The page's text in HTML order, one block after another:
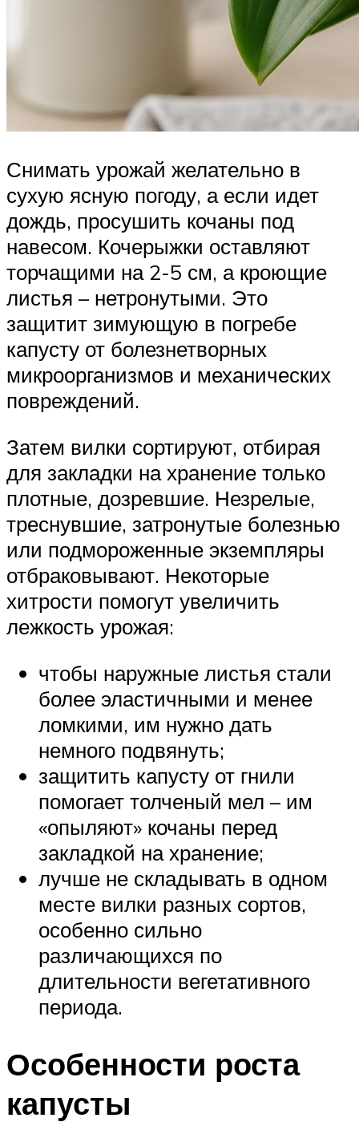
Снимать урожай желательно в
сухую ясную погоду, а если идет
дождь, просушить кочаны под
навесом. Кочерыжки оставляют
торчащими на 2-5 см, а кроющие
листья – нетронутыми. Это
защитит зимующую в погребе
капусту от болезнетворных
микроорганизмов и механических
повреждений.
Затем вилки сортируют, отбирая
для закладки на хранение только
плотные, дозревшие. Незрелые,
треснувшие, затронутые болезнью
или подмороженные экземпляры
отбраковывают. Некоторые
хитрости помогут увеличить
лежкость урожая:
чтобы наружные листья стали
более эластичными и менее
ломкими, им нужно дать
немного подвянуть;
защитить капусту от гнили
помогает толченый мел – им
«опыляют» кочаны перед
закладкой на хранение;
лучше не складывать в одном
месте вилки разных сортов,
особенно сильно
различающихся по
длительности вегетативного
периода.
Особенности роста
капусты